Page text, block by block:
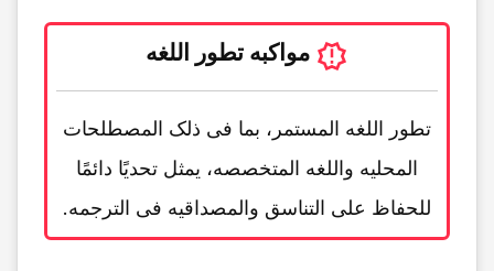
مواکبه تطور اللغه
تطور اللغه المستمر، بما فی ذلک المصطلحات
المحلیه واللغه المتخصصه، یمثل تحدیًا دائمًا
للحفاظ على التناسق والمصداقیه فی الترجمه.